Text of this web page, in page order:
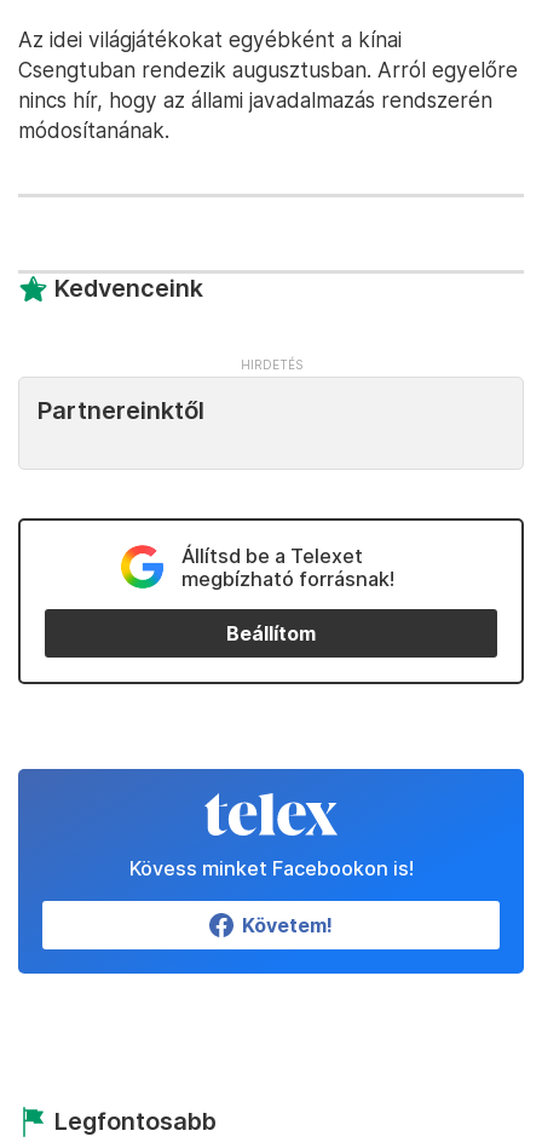
Az idei világjátékokat egyébként a kínai
Csengtuban rendezik augusztusban. Arról egyelőre
nincs hír, hogy az állami javadalmazás rendszerén
módosítanának.
Kedvenceink
Partnereinktől
Állítsd be a Telexet
megbízható forrásnak!
Beállítom
Kövess minket Facebookon is!
Követem!
Legfontosabb